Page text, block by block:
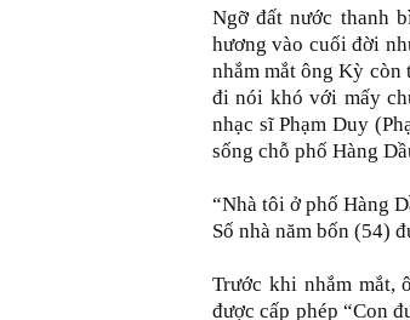
Ngỡ đất nước thanh
hương vào cuối đời
nhắm mắt ông Kỳ còn
đi nói khó với mấy
nhạc sĩ Phạm Duy
sống chỗ phố Hàng
“Nhà tôi ở phố Hàng
Số nhà năm bốn (54)
Trước khi nhắm mắt,
được cấp phép “Con